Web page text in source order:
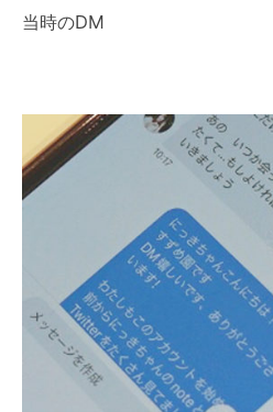
当時のDM